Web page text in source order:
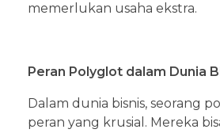
memerlukan usaha ekstra.
Peran Polyglot dalam Dunia
Dalam dunia bisnis, seorang
peran yang krusial. Mereka